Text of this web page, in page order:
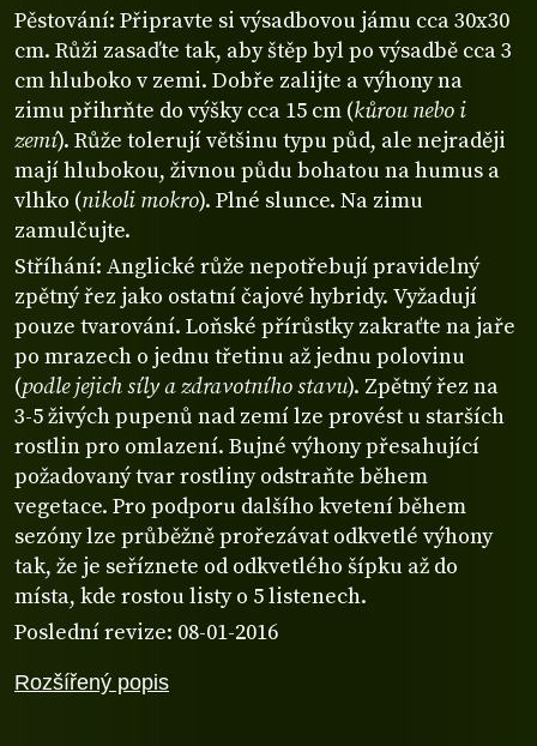
Rozšířený popis
Pěstování: Připravte si výsadbovou jámu cca 30x30
cm. Růži zasaďte tak, aby štěp byl po výsadbě cca 3
cm hluboko v zemi. Dobře zalijte a výhony na
zimu přihrňte do výšky cca 15 cm (kůrou nebo i
zemí). Růže tolerují většinu typu půd, ale nejraději
mají hlubokou, živnou půdu bohatou na humus a
vlhko (nikoli mokro). Plné slunce. Na zimu
zamulčujte.
Stříhání: Anglické růže nepotřebují pravidelný
zpětný řez jako ostatní čajové hybridy. Vyžadují
pouze tvarování. Loňské přírůstky zakraťte na jaře
po mrazech o jednu třetinu až jednu polovinu
(podle jejich síly a zdravotního stavu). Zpětný řez na
3-5 živých pupenů nad zemí lze provést u starších
rostlin pro omlazení. Bujné výhony přesahující
požadovaný tvar rostliny odstraňte během
vegetace. Pro podporu dalšího kvetení během
sezóny lze průběžně prořezávat odkvetlé výhony
tak, že je seříznete od odkvetlého šípku až do
místa, kde rostou listy o 5 listenech.
Poslední revize: 08-01-2016